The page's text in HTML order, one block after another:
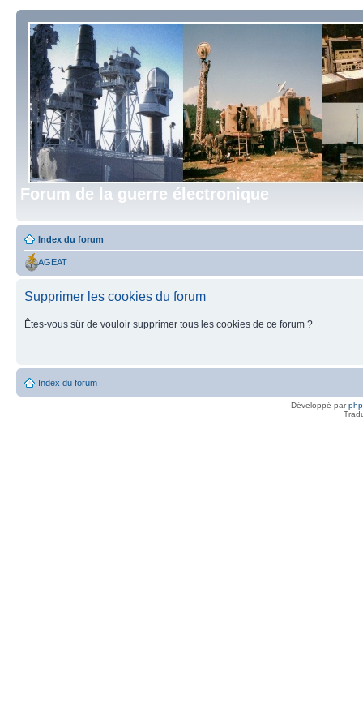
Forum de la guerre électronique
Index du forum
AGEAT
Supprimer les cookies du forum
Êtes-vous sûr de vouloir supprimer tous les cookies de ce forum ?
Index du forum
Développé par